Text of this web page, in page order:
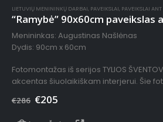
LIETUVIŲ MENININKŲ DARBAI, PAVEIKSLAI, PAVEIKSLAI
“Ramybė” 90x60cm paveikslas
Menininkas: Augustinas Našlėnas
Dydis: 90cm x 60cm
Fotomontažas iš serijos TYLIOS
akcentas šiuolaikiškam interjerui. Šie
ŠVENTOVĖS filmo. Juose matomi…
€286 €205